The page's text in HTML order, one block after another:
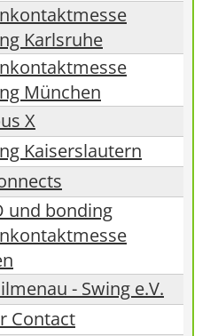
Karlsruhe
München
X
Kaiserslautern
und bonding
- Swing e.V.
Contact